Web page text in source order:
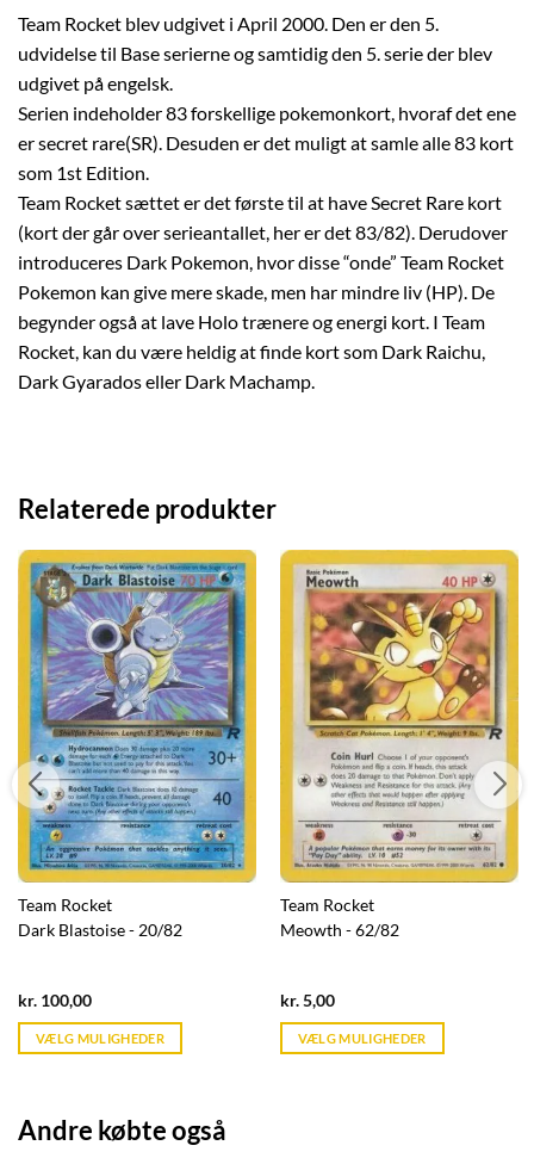
Team Rocket blev udgivet i April 2000. Den er den 5.
udvidelse til Base serierne og samtidig den 5. serie der blev
udgivet på engelsk.
Serien indeholder 83 forskellige pokemonkort, hvoraf det ene
er secret rare(SR). Desuden er det muligt at samle alle 83 kort
som 1st Edition.
Team Rocket sættet er det første til at have Secret Rare kort
(kort der går over serieantallet, her er det 83/82). Derudover
introduceres Dark Pokemon, hvor disse “onde” Team Rocket
Pokemon kan give mere skade, men har mindre liv (HP). De
begynder også at lave Holo trænere og energi kort. I Team
Rocket, kan du være heldig at finde kort som Dark Raichu,
Dark Gyarados eller Dark Machamp.
Relaterede produkter
Team Rocket
Dark Blastoise - 20/82
kr. 100,00Current
is:
kr. 39,95.
VÆLG MULIGHEDER
Team Rocket
Meowth - 62/82
kr.5,00Current
is:
kr. 39,95.
VÆLG MULIGHEDER
Andre købte også